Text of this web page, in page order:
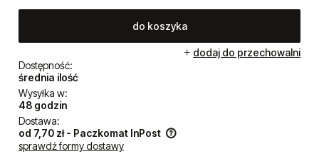
do koszyka
dodaj do przechowalni
Dostępność:
średnia ilość
Wysyłka w:
48 godzin
Dostawa:
od 7,70 zł - Paczkomat InPost
Cena nie zawiera ewentualnych kosztów płatności
sprawdź formy dostawy